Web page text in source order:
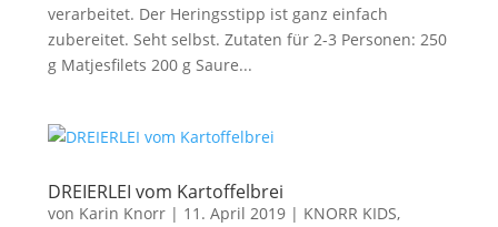
verarbeitet. Der Heringsstipp ist ganz einfach
zubereitet. Seht selbst. Zutaten für 2-3 Personen: 250
g Matjesfilets 200 g Saure...
DREIERLEI vom Kartoffelbrei
von Karin Knorr| 11. April 2019| KNORR KIDS,